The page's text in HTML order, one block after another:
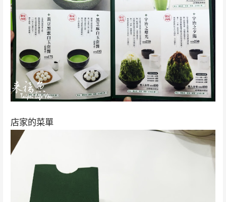
店家的菜單